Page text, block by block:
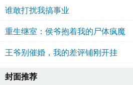
谁敢打扰我搞事业
重生继室：侯爷抱着我的尸体疯魔
王爷别催婚，我的差评铺刚开挂
封面推荐